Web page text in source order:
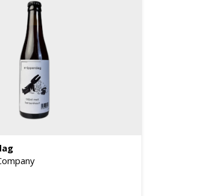
voor liefhebbers van